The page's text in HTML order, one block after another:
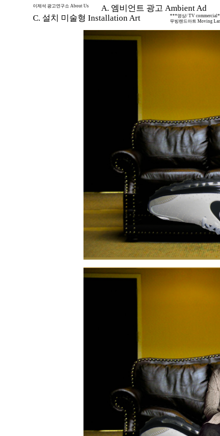
이제석 광고연구소 About Us
A. 엠비언트 광고 Ambient Ad
C. 설치 미술형 Installation Art
***영상/ TV
무빙랜드아트 Moving